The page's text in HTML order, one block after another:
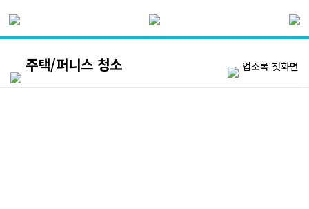
주택/퍼니스 청소 업소록 첫화면